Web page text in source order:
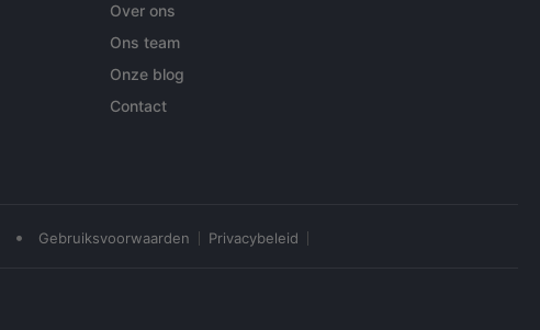
Over ons
Ons team
Onze blog
Contact
• Gebruiksvoorwaarden Privacybeleid